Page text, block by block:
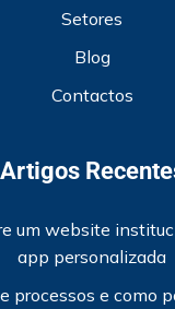
Setores
Blog
Contactos
Artigos
um website
app personalizada
processos e como